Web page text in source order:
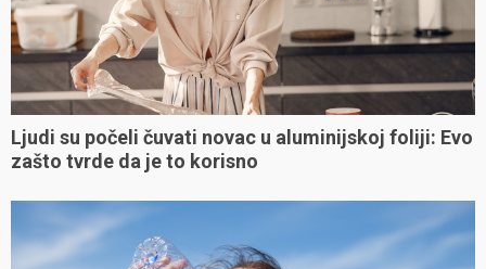
Ljudi su počeli čuvati novac u aluminijskoj foliji: Evo
zašto tvrde da je to korisno